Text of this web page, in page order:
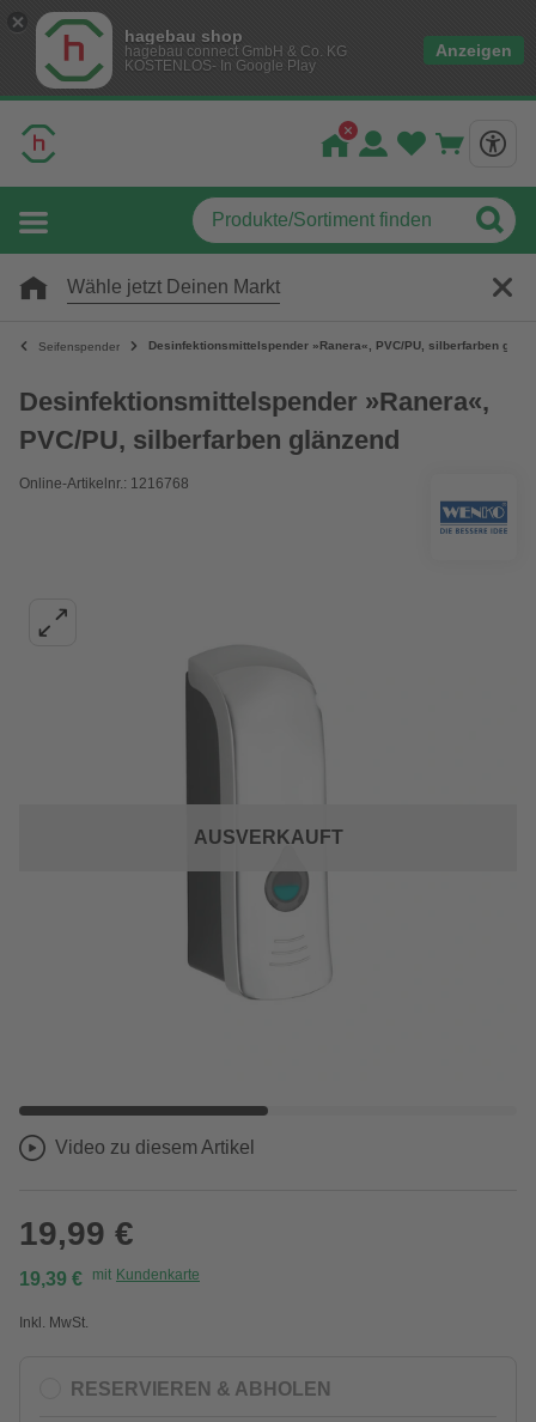
hagebau shop
hagebau connect GmbH & Co. KG
KOSTENLOS- In Google Play
Anzeigen
Wähle jetzt Deinen Markt
Seifenspender Desinfektionsmittelspender »Ranera«, PVC/PU, silberfarben
Desinfektionsmittelspender »Ranera«,
PVC/PU, silberfarben glänzend
Online-Artikelnr.: 1216768
AUSVERKAUFT
Video zu diesem Artikel
19,99 €
19,39 € mit Kundenkarte
Inkl. MwSt.
RESERVIEREN & ABHOLEN